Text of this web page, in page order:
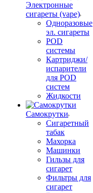
Электронные
сигареты (vape)
Одноразовые
эл. сигареты
POD
системы
Картриджи/
испарители
для POD
систем
Жидкости
Самокрутки
Сигаретный
табак
Махорка
Машинки
Гильзы для
сигарет
Фильтры для
сигарет